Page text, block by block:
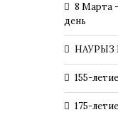
8 Марта
день
155-
175-